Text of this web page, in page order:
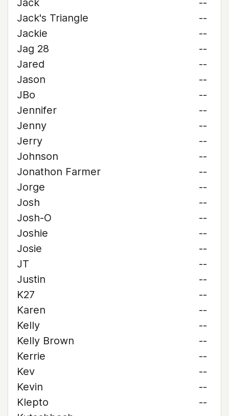
Jack
--
Jack's Triangle
--
Jackie
--
Jag 28
--
Jared
--
Jason
--
JBo
--
Jennifer
--
Jenny
--
Jerry
--
Johnson
--
Jonathon Farmer
--
Jorge
--
Josh
--
Josh-O
--
Joshie
--
Josie
--
JT
--
Justin
--
K27
--
Karen
--
Kelly
--
Kelly Brown
--
Kerrie
--
Kev
--
Kevin
--
Klepto
--